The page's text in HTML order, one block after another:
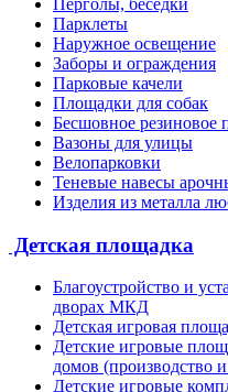
Перголы, беседки
Парклеты
Наружное освещение
Заборы и ограждения
Парковые качели
Площадки для собак
Бесшовное резиновое
Вазоны для улицы
Велопарковки
Теневые навесы
Изделия из металла
Детская площадка
Благоустройство и
дворах МКД
Детская игровая
Детские игровые
домов (производство
Детские игровые